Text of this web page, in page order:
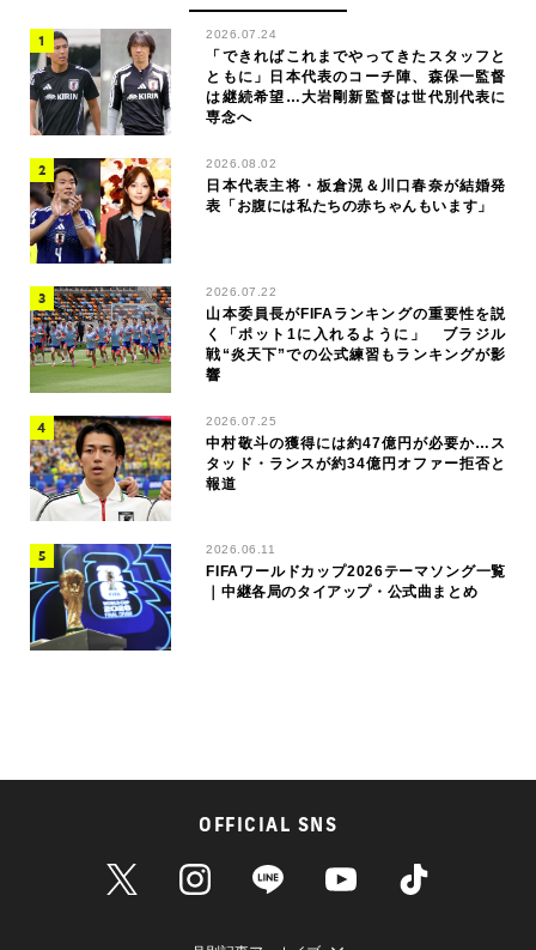
2026.07.24
「できればこれまでやってきたスタッフと
ともに」日本代表のコーチ陣、森保一監督
は継続希望…大岩剛新監督は世代別代表に
専念へ
2026.08.02
日本代表主将・板倉滉＆川口春奈が結婚発
表「お腹には私たちの赤ちゃんもいます」
2026.07.22
山本委員長がFIFAランキングの重要性を説
く「ポット1に入れるように」 ブラジル
戦“炎天下”での公式練習もランキングが影
響
2026.07.25
中村敬斗の獲得には約47億円が必要か…ス
タッド・ランスが約34億円オファー拒否と
報道
2026.06.11
FIFAワールドカップ2026テーマソング一覧
｜中継各局のタイアップ・公式曲まとめ
OFFICIAL SNS